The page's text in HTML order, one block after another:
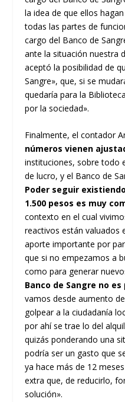
la idea de que ellos
todas las partes de
cargo del Banco de
ante la situación nuestra
aceptó la posibilidad de
Sangre», que, si se
quedaría para la
por la sociedad».
Finalmente, el contador
números vienen
instituciones, sobre todo
de lucro, y el Banco de
Poder seguir
1.500 pesos es muy
contexto en el cual
reactivos están valuados
aporte importante por
que si no empezamos a
como para generar
Banco de Sangre no
vamos desde aumento
golpear a la ciudadanía
por ahí se trae lo del
quizás ponderando una
podría ser un gasto que
ya hace más de 12
extra que, de reducirlo,
solución».